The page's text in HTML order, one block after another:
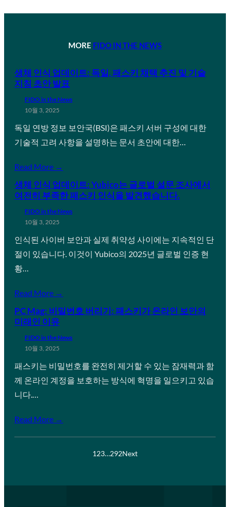
MORE FIDO IN THE NEWS
생체 인식 업데이트: 독일, 패스키 채택 추진 및 기술
지침 초안 발표
FIDO in the News
10월 3, 2025
독일 연방 정보 보안국(BSI)은 패스키 서버 구성에 대한
기술적 고려 사항을 설명하는 문서 초안에 대한…
Read More →
생체 인식 업데이트: Yubico는 글로벌 설문 조사에서
여전히 부족한 패스키 인식을 발견했습니다.
FIDO in the News
10월 3, 2025
인식된 사이버 보안과 실제 취약성 사이에는 지속적인 단
절이 있습니다. 이것이 Yubico의 2025년 글로벌 인증 현
황…
Read More →
PC Mag: 비밀번호 버리기: 패스키가 온라인 보안의
미래인 이유
FIDO in the News
10월 3, 2025
패스키는 비밀번호를 완전히 제거할 수 있는 잠재력과 함
께 온라인 계정을 보호하는 방식에 혁명을 일으키고 있습
니다.…
Read More →
123…292Next